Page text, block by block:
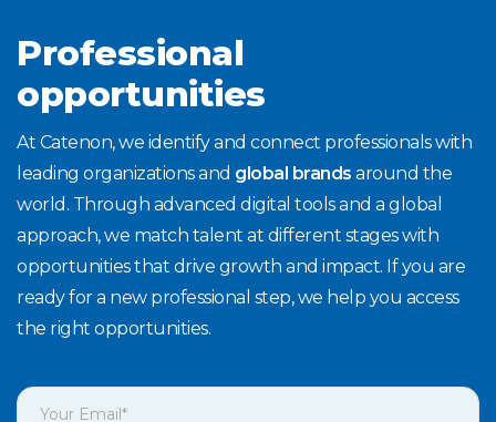
Professional
opportunities
At Catenon, we identify and connect professionals with
leading organizations and global brands around the
world. Through advanced digital tools and a global
approach, we match talent at different stages with
opportunities that drive growth and impact. If you are
ready for a new professional step, we help you access
the right opportunities.